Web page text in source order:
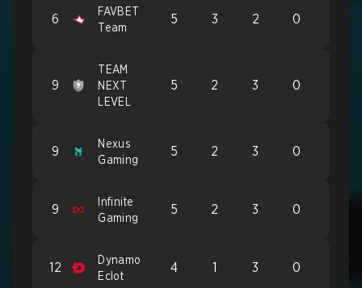
6
FAVBET
Team
5 3 2 0
9
TEAM
NEXT
LEVEL
5 2 3 0
9
Nexus
Gaming
5 2 3 0
9
Infinite
Gaming
5 2 3 0
12
Dynamo
Eclot
4 1 3 0